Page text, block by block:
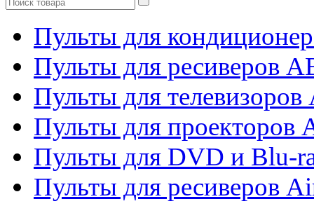
Пульты для
Пульты для ресиверов
Пульты для телевизоров
Пульты для проекторов
Пульты для DVD и Blu-
Пульты для ресиверов